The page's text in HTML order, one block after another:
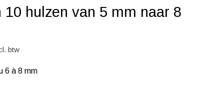
10 hulzen van 5 mm naar 8
btw
6 à 8 mm